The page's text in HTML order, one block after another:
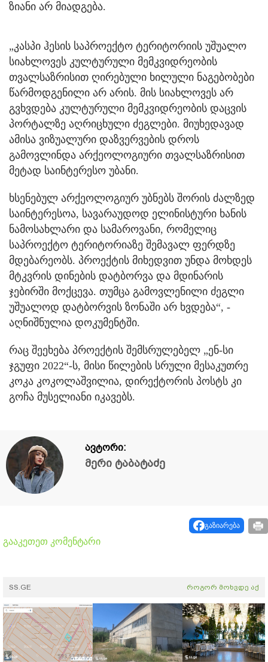
ზიანი არ მიადგება.
„კასპი ჰესის საპროექტო ტერიტორიის უშუალო
სიახლოვეს კულტურული მემკვიდრეობის
თვალსაზრისით ღირებული ხილული ნაგებობები
წარმოდგენილი არ არის. მის სიახლოვეს არ
გვხვდება კულტურული მემკვიდრეობის დაცვის
პორტალზე აღრიცხული ძეგლები. მიუხედავად
ამისა ვიზუალური დაზვერვების დროს
გამოვლინდა არქეოლოგიური თვალსაზრისით
მეტად საინტერესო უბანი.
ხსენებულ არქეოლოგიურ უბნებს შორის ძალზედ
საინტერესოა, სავარაუდოდ ელინისტური ხანის
ნამოსახლარი და სამაროვანი, რომელიც
საპროექტო ტერიტორიაზე შემავალ ფერდზე
მდებარეობს. პროექტის მიხედვით უნდა მოხდეს
მტკვრის დინების დატბორვა და მდინარის
ჯებირში მოქცევა. თუმცა გამოვლენილი ძეგლი
უშუალოდ დატბორვის ზონაში არ ხვდება“, -
აღნიშნულია დოკუმენტში.
რაც შეეხება პროექტის შემსრულებელ „ენ-სი
ჯგუფი 2022“-ს, მისი წილების სრული მესაკუთრე
კოკა კოკოლაშვილია, დირექტორის პოსტს კი
გოჩა მუსელიანი იკავებს.
ავტორი:
მერი ტაბატაძე
გაზიარება
გააკეთეთ კომენტარი
SS.GE როგორ მოხვდე აქ